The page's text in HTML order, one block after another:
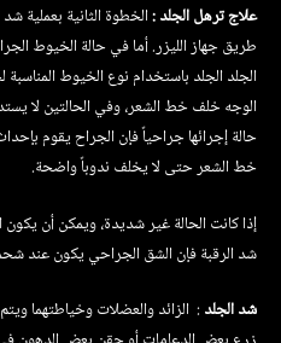
علاج ترهل الجلد :الخطوة الثانية بعملية
طريق جهاز الليزر. أما في حالة الخيوط
الجلد الجلد باستخدام نوع الخيوط
الوجه خلف خط الشعر، وفي الحالتين لا
حالة إجرائها جراحياً فإن الجراح يقوم
خط الشعر حتى لا يخلف ندوباً واضحة.
إذا كانت الحالة غير شديدة، ويمكن أن
شد الرقبة فإن الشق الجراحي يكون عند
شد الجلد: الزائد والعضلات وخياطتهما